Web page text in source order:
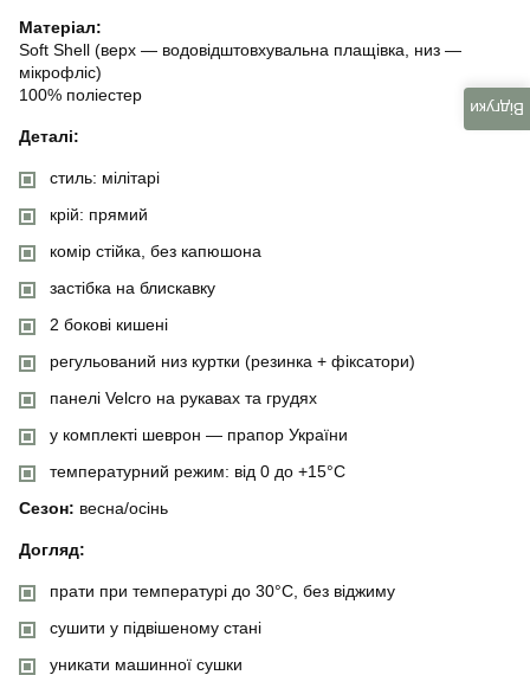
Матеріал:
Soft Shell (верх — водовідштовхувальна плащівка, низ —
мікрофліс)
100% поліестер
Деталі:
стиль: мілітарі
крій: прямий
комір стійка, без капюшона
застібка на блискавку
2 бокові кишені
регульований низ куртки (резинка + фіксатори)
панелі Velcro на рукавах та грудях
у комплекті шеврон — прапор України
температурний режим: від 0 до +15°C
Сезон: весна/осінь
Догляд:
прати при температурі до 30°C, без віджиму
сушити у підвішеному стані
уникати машинної сушки
Відгуки